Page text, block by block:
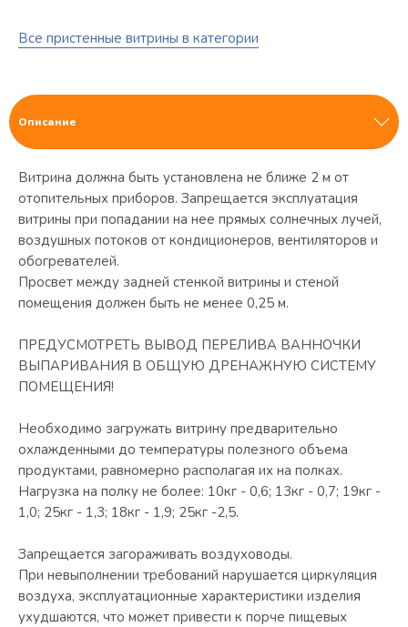
Все пристенные витрины в категории
Описание
Витрина должна быть установлена не ближе 2 м от
отопительных приборов. Запрещается эксплуатация
витрины при попадании на нее прямых солнечных лучей,
воздушных потоков от кондиционеров, вентиляторов и
обогревателей.
Просвет между задней стенкой витрины и стеной
помещения должен быть не менее 0,25 м.
ПРЕДУСМОТРЕТЬ ВЫВОД ПЕРЕЛИВА ВАННОЧКИ
ВЫПАРИВАНИЯ В ОБЩУЮ ДРЕНАЖНУЮ СИСТЕМУ
ПОМЕЩЕНИЯ!
Необходимо загружать витрину предварительно
охлажденными до температуры полезного объема
продуктами, равномерно располагая их на полках.
Нагрузка на полку не более: 10кг - 0,6; 13кг - 0,7; 19кг -
1,0; 25кг - 1,3; 18кг - 1,9; 25кг -2,5.
Запрещается загораживать воздуховоды.
При невыполнении требований нарушается циркуляция
воздуха, эксплуатационные характеристики изделия
ухудшаются, что может привести к порче пищевых